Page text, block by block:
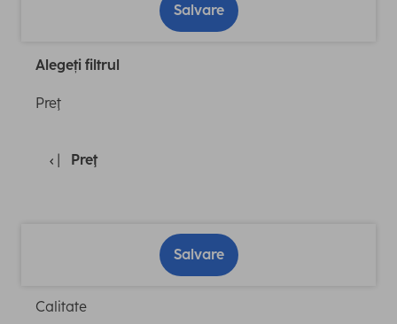
Salvare
Alegeți filtrul
Preţ
Preţ
Salvare
Calitate